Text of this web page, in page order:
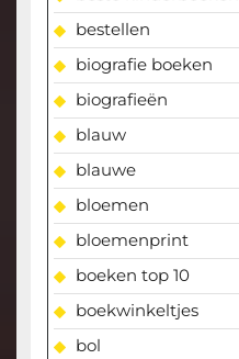
bestellen
biografie boeken
biografieën
blauw
blauwe
bloemen
bloemenprint
boeken top 10
boekwinkeltjes
bol